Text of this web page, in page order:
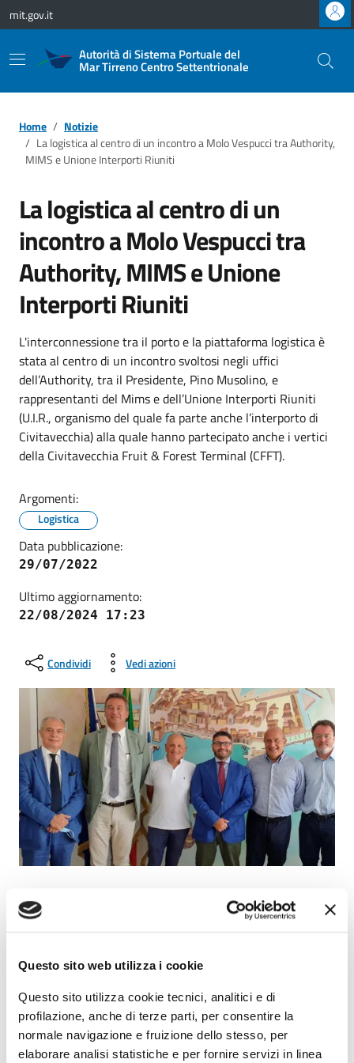
Questo sito web utilizza i cookie
Questo sito utilizza cookie tecnici, analitici e di
profilazione, anche di terze parti, per consentire la
normale navigazione e fruizione dello stesso, per
elaborare analisi statistiche e per fornire servizi in linea
Vai ai contenuti
Vai al footer
mit.gov.it
Autorità di Sistema Portuale del
Mar Tirreno Centro Settentrionale
Home
Notizie
La logistica al centro di un incontro a Molo Vespucci tra Authority,
MIMS e Unione Interporti Riuniti
La logistica al centro di un
incontro a Molo Vespucci tra
Authority, MIMS e Unione
Interporti Riuniti
L'interconnessione tra il porto e la piattaforma logistica è
stata al centro di un incontro svoltosi negli uffici
dell’Authority, tra il Presidente, Pino Musolino, e
rappresentanti del Mims e dell’Unione Interporti Riuniti
(U.I.R., organismo del quale fa parte anche l’interporto di
Civitavecchia) alla quale hanno partecipato anche i vertici
della Civitavecchia Fruit & Forest Terminal (CFFT).
Argomenti:
Logistica
Data pubblicazione:
29/07/2022
Ultimo aggiornamento:
22/08/2024 17:23
Condividi Vedi azioni
Alla luce dell’inserimento del porto di Civitavecchia tra i
porti Core delle reti di trasporto europee (TEN-T), si sono
sviluppo del sistema logistico dell’area portuale e
centro Italia con il resto dell’Europa e del Mediterraneo.
“L’intento della riunione – ha dichiarato il presidente
dell’AdSP, Pino Musolino - è stato quello di approfondire le